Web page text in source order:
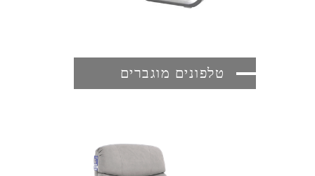
טלפונים מוגברים